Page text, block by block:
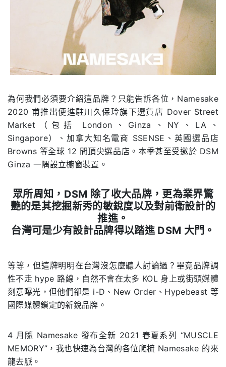
為何我們必須要介紹這品牌？只能告訴各位，Namesake
2020 甫推出便進駐川久保玲旗下選貨店 Dover Street
Market（包括 London、Ginza、NY、LA、
Singapore）、加拿大知名電商 SSENSE、英國選品店
Browns 等全球 12 間頂尖選品店。本季甚至受邀於 DSM
Ginza 一隅設立櫥窗裝置。
眾所周知，DSM 除了收大品牌，更為業界驚
艷的是其挖掘新秀的敏銳度以及對前衛設計的
推進。
台灣可是少有設計品牌得以踏進 DSM 大門。
等等，但這牌明明在台灣沒怎麼聽人討論過？畢竟品牌調
性不走 hype 路線，自然不會在太多 KOL 身上或街頭媒體
刻意曝光，但他們卻是 i-D、New Order、Hypebeast 等
國際媒體鎖定的新銳品牌。
4 月隨 Namesake 發布全新 2021 春夏系列 “MUSCLE
MEMORY”，我也快速為台灣的各位爬梳 Namesake 的來
龍去脈。